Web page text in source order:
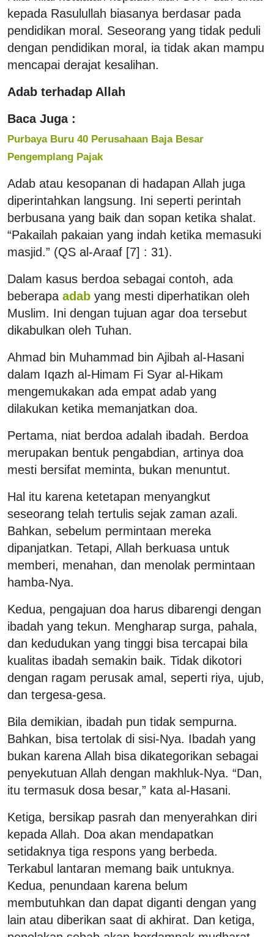
kepada Rasulullah biasanya berdasar pada
pendidikan moral. Seseorang yang tidak peduli
dengan pendidikan moral, ia tidak akan mampu
mencapai derajat kesalihan.
Adab terhadap Allah
Baca Juga :
Purbaya Buru 40 Perusahaan Baja Besar
Pengemplang Pajak
Adab atau kesopanan di hadapan Allah juga
diperintahkan langsung. Ini seperti perintah
berbusana yang baik dan sopan ketika shalat.
“Pakailah pakaian yang indah ketika memasuki
masjid.” (QS al-Araaf [7] : 31).
Dalam kasus berdoa sebagai contoh, ada
beberapa adab yang mesti diperhatikan oleh
Muslim. Ini dengan tujuan agar doa tersebut
dikabulkan oleh Tuhan.
Ahmad bin Muhammad bin Ajibah al-Hasani
dalam Iqazh al-Himam Fi Syar al-Hikam
mengemukakan ada empat adab yang
dilakukan ketika memanjatkan doa.
Pertama, niat berdoa adalah ibadah. Berdoa
merupakan bentuk pengabdian, artinya doa
mesti bersifat meminta, bukan menuntut.
Hal itu karena ketetapan menyangkut
seseorang telah tertulis sejak zaman azali.
Bahkan, sebelum permintaan mereka
dipanjatkan. Tetapi, Allah berkuasa untuk
memberi, menahan, dan menolak permintaan
hamba-Nya.
Kedua, pengajuan doa harus dibarengi dengan
ibadah yang tekun. Mengharap surga, pahala,
dan kedudukan yang tinggi bisa tercapai bila
kualitas ibadah semakin baik. Tidak dikotori
dengan ragam perusak amal, seperti riya, ujub,
dan tergesa-gesa.
Bila demikian, ibadah pun tidak sempurna.
Bahkan, bisa tertolak di sisi-Nya. Ibadah yang
bukan karena Allah bisa dikategorikan sebagai
penyekutuan Allah dengan makhluk-Nya. “Dan,
itu termasuk dosa besar,” kata al-Hasani.
Ketiga, bersikap pasrah dan menyerahkan diri
kepada Allah. Doa akan mendapatkan
setidaknya tiga respons yang berbeda.
Terkabul lantaran memang baik untuknya.
Kedua, penundaan karena belum
membutuhkan dan dapat diganti dengan yang
lain atau diberikan saat di akhirat. Dan ketiga,